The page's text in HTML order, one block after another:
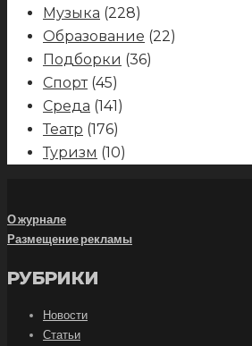
Музыка (228)
Образование (22)
Подборки (36)
Спорт(45)
Среда (141)
Театр (176)
Туризм (10)
О журнале
Размещение рекламы
РУБРИКИ
Новости
Статьи